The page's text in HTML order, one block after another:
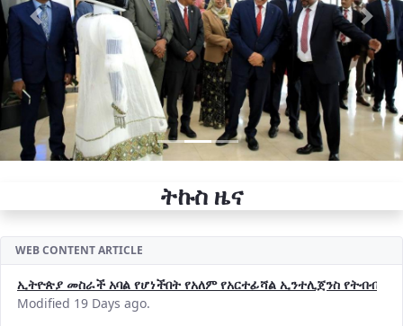
Previous Next
ትኩስ ዜና
WEB CONTENT ARTICLE
ኢትዮጵያ መስራች አባል የሆነችበት የአለም የአርተፊሻል ኢንተሊጀንስ የትብብር
Modified 19 Days ago.